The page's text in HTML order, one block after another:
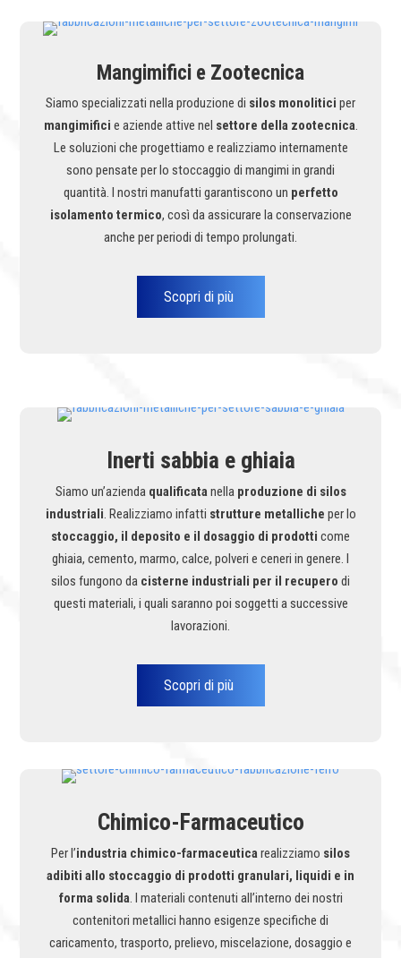
Mangimifici e Zootecnica
Siamo specializzati nella produzione di silos monolitici per
mangimifici e aziende attive nel settore della zootecnica.
Le soluzioni che progettiamo e realizziamo internamente
sono pensate per lo stoccaggio di mangimi in grandi
quantità. I nostri manufatti garantiscono un perfetto
isolamento termico, così da assicurare la conservazione
anche per periodi di tempo prolungati.
Scopri di più
Inerti sabbia e ghiaia
Siamo un’aziendaqualificatanella produzione di silos
industriali. Realizziamo infatti strutture metalliche per lo
stoccaggio, il deposito e il dosaggio di prodotti come
ghiaia, cemento, marmo, calce, polveri e ceneri in genere. I
silos fungono da cisterne industriali per il recupero di
questi materiali, i quali saranno poi soggetti a successive
lavorazioni.
Scopri di più
Chimico-Farmaceutico
Per l’industria chimico-farmaceuticarealizziamo silos
adibiti allo stoccaggio di prodotti granulari, liquidi e in
forma solida. I materiali contenuti all’interno dei nostri
contenitori metallici hanno esigenze specifiche di
caricamento, trasporto, prelievo, miscelazione, dosaggio e